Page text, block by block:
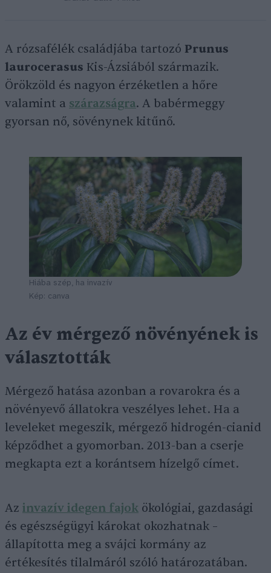
A rózsafélék családjába tartozó Prunus
laurocerasus Kis-Ázsiából származik.
Örökzöld és nagyon érzéketlen a hőre
valamint a szárazságra. A babérmeggy
gyorsan nő, sövénynek kitűnő.
Hiába szép, ha invazív
Kép: canva
Az év mérgező növényének is
választották
Mérgező hatása azonban a rovarokra és a
növényevő állatokra veszélyes lehet. Ha a
leveleket megeszik, mérgező hidrogén-cianid
képződhet a gyomorban. 2013-ban a cserje
megkapta ezt a korántsem hízelgő címet.
Az invazív idegen fajok ökológiai, gazdasági
és egészségügyi károkat okozhatnak –
állapította meg a svájci kormány az
értékesítés tilalmáról szóló határozatában.